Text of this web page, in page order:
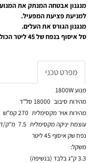
מנגנון אבטחה המנתק את המנוע
למניעת פציעת המפעיל.
מנגנון הגורס את העלים.
סל איסוף בנפח של 45 ליטר הכולל רוכסן לריקון מהיר.
מפרט טכני
מנוע1800W
מהירות סיבוב
מהירות אויר מקסימלית
עוצמת יניקה מקסימלית 7.5 מ"ק/דקה
נפח שק איסוף 45 ליטר
משקל:
3.3 ק"ג בלבד (בנשיפה)